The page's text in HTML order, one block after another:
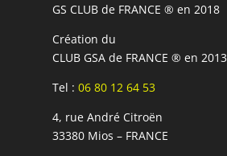
GS CLUB de FRANCE ® en 2018
Création du
CLUB GSA de FRANCE ® en 2013
Tel : 06 80 12 64 53
4, rue André Citroën
33380 Mios – FRANCE